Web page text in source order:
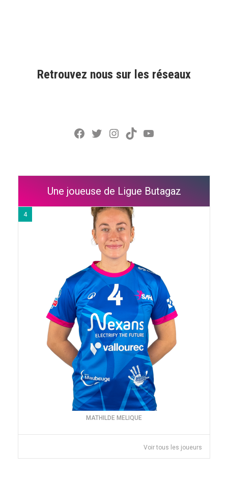
Retrouvez nous sur les réseaux
Facebook
Twitter
Instagram
TikTokYouTube
Une joueuse de Ligue Butagaz
4
MATHILDE MELIQUE
Voir tous les joueurs